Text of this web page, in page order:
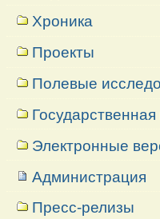
Хроника
Проекты
Полевые
Электронные
Администрация
Пресс-релизы